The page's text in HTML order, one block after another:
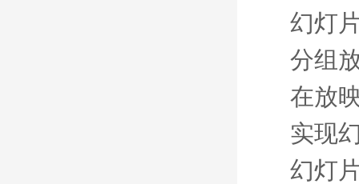
幻灯
分组
在放
实现
幻灯